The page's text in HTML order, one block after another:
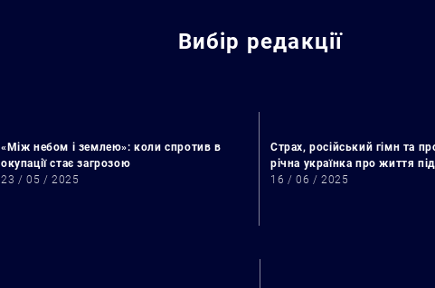
Вибір редакції
«Між небом і землею»: коли спротив в
окупації стає загрозою
23 / 05 / 2025
Страх, російський гімн та
річна українка про життя
16 / 06 / 2025